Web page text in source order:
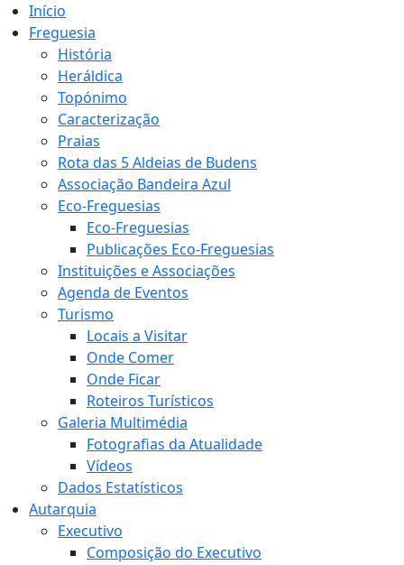
Início
Freguesia
História
Heráldica
Topónimo
Caracterização
Praias
Rota das 5 Aldeias de Budens
Associação Bandeira Azul
Eco-Freguesias
Eco-Freguesias
Publicações Eco-Freguesias
Instituições e Associações
Agenda de Eventos
Turismo
Locais a Visitar
Onde Comer
Onde Ficar
Roteiros Turísticos
Galeria Multimédia
Fotografias da Atualidade
Vídeos
Dados Estatísticos
Autarquia
Executivo
Composição do Executivo